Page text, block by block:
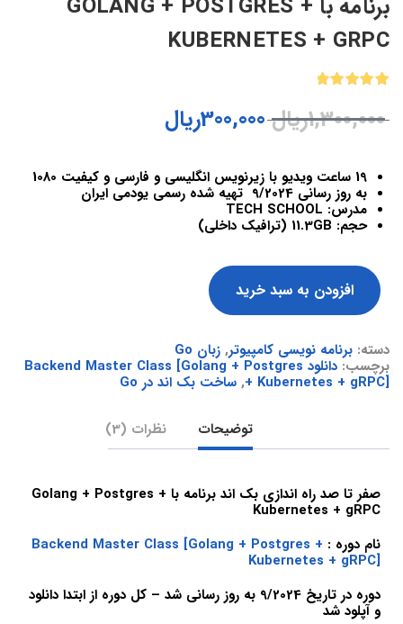
برنامه با GOLANG + POSTGRES +
KUBERNETES + GRPC
از 5
در
1,300,000ریال 300,000ریال
19 ساعت ویدیو با زیرنویس انگلیسی و فارسی و کیفیت 1080
به روز رسانی 9/2024 تهیه شده رسمی یودمی ایران
مدرس: TECH SCHOOL
حجم: 11.3GB (ترافیک داخلی)
افزودن به سبد خرید
دسته: برنامه نویسی کامپیوتر, زبان Go
برچسب: دانلود Backend Master Class [Golang + Postgres
+ Kubernetes + gRPC]
, ساخت بک اند در Go
توضیحات نظرات (3)
صفر تا صد راه اندازی بک اند برنامه با Golang + Postgres +
Kubernetes + gRPC
نام دوره : Backend Master Class [Golang + Postgres +
Kubernetes + gRPC]
دوره در تاریخ 9/2024 به روز رسانی شد – کل دوره از ابتدا دانلود
و آپلود شد